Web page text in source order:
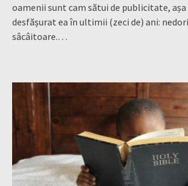
oamenii sunt cam sătui de publicitate, așa
desfășurat ea în ultimii (zeci de) ani:
sâcâitoare.…